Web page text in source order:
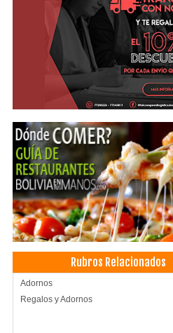
Rubros Relacionados
Adornos
Regalos y Adornos